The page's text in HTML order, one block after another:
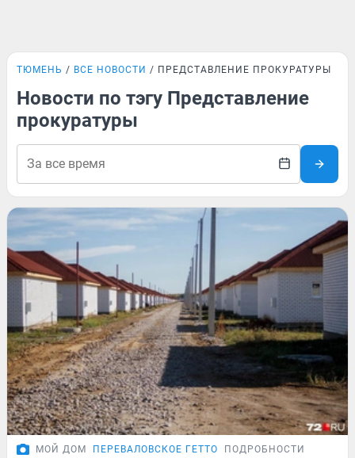
ТЮМЕНЬ ВСЕ НОВОСТИ ПРЕДСТАВЛЕНИЕ ПРОКУРАТУРЫ
Новости по тэгу Представление
прокуратуры
МОЙ ДОМ ПЕРЕВАЛОВСКОЕ ГЕТТО ПОДРОБНОСТИ